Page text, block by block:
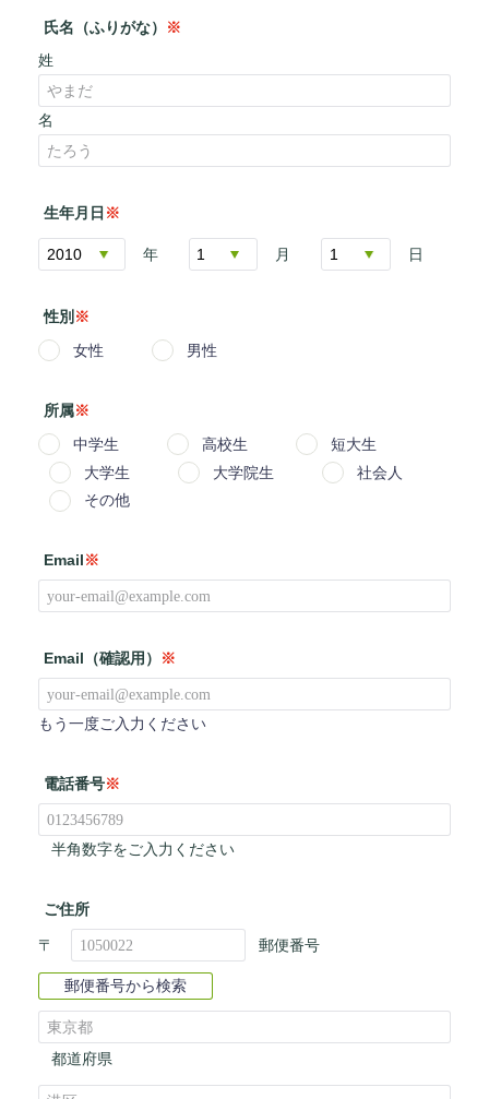
氏名（ふりがな）
※
姓
名
生年月日 ※
年 月 日
性別 ※
女性
男性
所属※
中学生
高校生
短大生
大学生
大学院生
社会人
その他
Email※
Email（確認用） ※
もう一度ご入力ください
電話番号※
半角数字をご入力ください
ご住所
〒 郵便番号
郵便番号から検索
都道府県